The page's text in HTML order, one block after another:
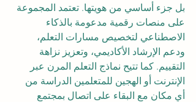
بل جزء أساسي من هويتها. تعتمد المجموعة
على منصات رقمية مدعومة بالذكاء
الاصطناعي لتخصيص مسارات التعلم،
ودعم الإرشاد الأكاديمي، وتعزيز نزاهة
التقييم. كما تتيح نماذج التعلم المرن عبر
الإنترنت أو الهجين للمتعلمين الدراسة من
أي مكان مع البقاء على اتصال بمجتمع